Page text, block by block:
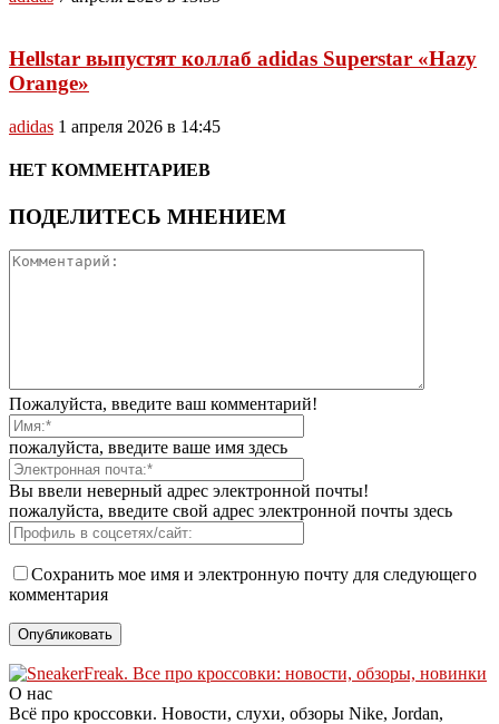
Hellstar выпустят коллаб adidas Superstar «Hazy
Orange»
adidas 1 апреля 2026 в 14:45
НЕТ КОММЕНТАРИЕВ
ПОДЕЛИТЕСЬ МНЕНИЕМ
Пожалуйста, введите ваш комментарий!
пожалуйста, введите ваше имя здесь
Вы ввели неверный адрес электронной почты!
пожалуйста, введите свой адрес электронной почты здесь
Сохранить мое имя и электронную почту для следующего
комментария
О нас
Всё про кроссовки. Новости, слухи, обзоры Nike, Jordan,